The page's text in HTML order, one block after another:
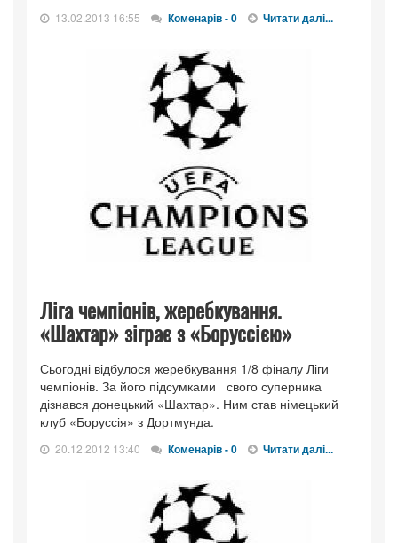
13.02.2013 16:55 Коменарів - 0 Читати далі...
Ліга чемпіонів, жеребкування.
«Шахтар» зіграє з «Боруссією»
Сьогодні відбулося жеребкування 1/8 фіналу Ліги
чемпіонів. За його підсумками свого суперника
дізнався донецький «Шахтар». Ним став німецький
клуб «Боруссія» з Дортмунда.
20.12.2012 13:40 Коменарів - 0 Читати далі...